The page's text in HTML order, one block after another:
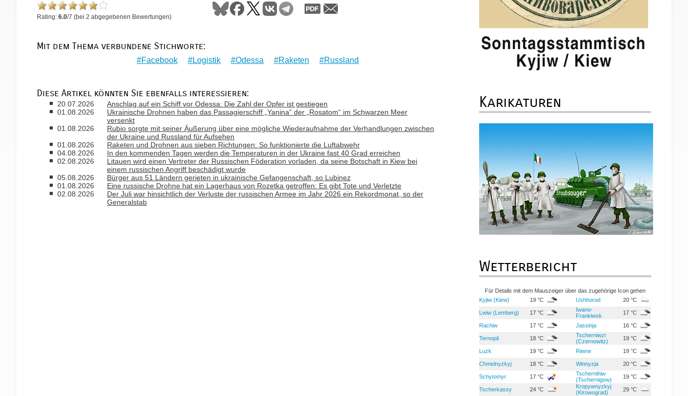
Rating: 6.0/7 (bei 2 abgegebenen Bewertungen)
Mit dem Thema verbundene Stichworte:
Facebook Logistik Odessa Raketen Russland
Diese Artikel könnten Sie ebenfalls interessieren:
20.07.2026
Anschlag auf ein Schiff vor Odessa: Die Zahl der Opfer ist gestiegen
01.08.2026
Ukrainische Drohnen haben das Passagierschiff „Yanina“ der „Rosatom“ im Schwarzen Meer
versenkt
01.08.2026
Rubio sorgte mit seiner Äußerung über eine mögliche Wiederaufnahme der Verhandlungen zwischen
der Ukraine und Russland für Aufsehen
01.08.2026
Raketen und Drohnen aus sieben Richtungen: So funktionierte die Luftabwehr
04.08.2026
In den kommenden Tagen werden die Temperaturen in der Ukraine fast 40 Grad erreichen
02.08.2026
Litauen wird einen Vertreter der Russischen Föderation vorladen, da seine Botschaft in Kiew bei
einem russischen Angriff beschädigt wurde
05.08.2026
Bürger aus 51 Ländern gerieten in ukrainische Gefangenschaft, so Lubinez
01.08.2026
Eine russische Drohne hat ein Lagerhaus von Rozetka getroffen: Es gibt Tote und Verletzte
02.08.2026
Der Juli war hinsichtlich der Verluste der russischen Armee im Jahr 2026 ein Rekordmonat, so der
Generalstab
Karikaturen
Wetterbericht
Für Details mit dem Mauszeiger über das zugehörige Icon gehen
Kyjiw (Kiew)
19 °C Ushhorod 20 °C
Lwiw (Lemberg) 17 °C
Iwano-
Frankiwsk
17 °C
Rachiw 17 °C Jassinja 16 °C
Ternopil 18 °C
Tscherniwzi
(Czernowitz)
19 °C
Luzk 19 °C Riwne 19 °C
Chmelnyzkyj 18 °C Winnyzja 20 °C
Schytomyr 17 °C
Tschernihiw
(Tschernigow)
19 °C
Tscherkassy 24 °C
Kropywnyzkyj
(Kirowograd)
29 °C